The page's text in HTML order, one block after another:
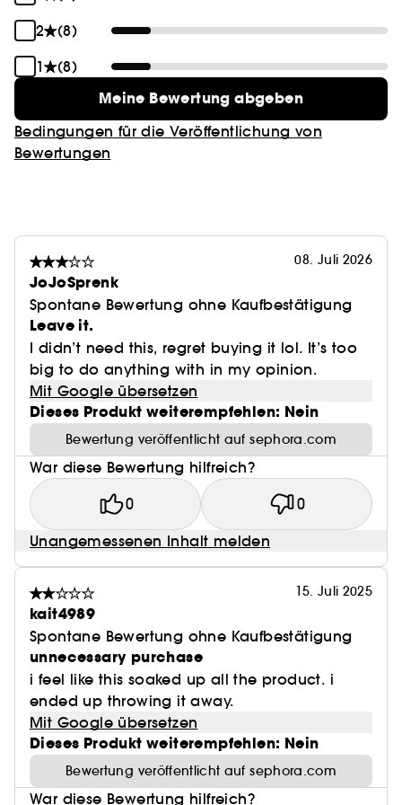
2
(8)
1
(8)
Meine Bewertung abgeben
Bedingungen für die Veröffentlichung von
Bewertungen
08. Juli 2026
JoJoSprenk
Spontane Bewertung ohne Kaufbestätigung
Leave it.
I didn’t need this, regret buying it lol. It’s too
big to do anything with in my opinion.
Mit Google übersetzen
Dieses Produkt weiterempfehlen: Nein
Bewertung veröffentlicht auf sephora.com
War diese Bewertung hilfreich?
0 0
Unangemessenen Inhalt melden
15. Juli 2025
kait4989
Spontane Bewertung ohne Kaufbestätigung
unnecessary purchase
i feel like this soaked up all the product. i
ended up throwing it away.
Mit Google übersetzen
Dieses Produkt weiterempfehlen: Nein
Bewertung veröffentlicht auf sephora.com
War diese Bewertung hilfreich?